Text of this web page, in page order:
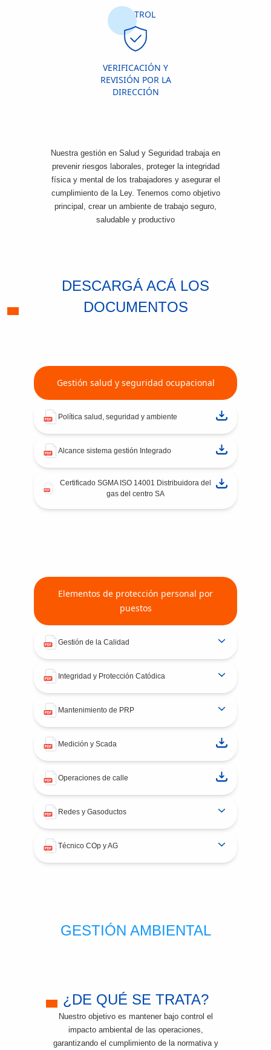
CONTROL
VERIFICACIÓN Y
REVISIÓN POR LA
DIRECCIÓN
Nuestra gestión en Salud y Seguridad trabaja en
prevenir riesgos laborales, proteger la integridad
física y mental de los trabajadores y asegurar el
cumplimiento de la Ley. Tenemos como objetivo
principal, crear un ambiente de trabajo seguro,
saludable y productivo
DESCARGÁ ACÁ LOS
DOCUMENTOS
Gestión salud y seguridad ocupacional
Política salud, seguridad y ambiente
Alcance sistema gestión Integrado
Certificado SGMA ISO 14001 Distribuidora del
gas del centro SA
Elementos de protección personal por
puestos
Gestión de la Calidad
Integridad y Protección Catódica
Mantenimiento de PRP
Medición y Scada
Operaciones de calle
Redes y Gasoductos
Técnico COp y AG
GESTIÓN AMBIENTAL
¿DE QUÉ SE TRATA?
Nuestro objetivo es mantener bajo control el
impacto ambiental de las operaciones,
garantizando el cumplimiento de la normativa y